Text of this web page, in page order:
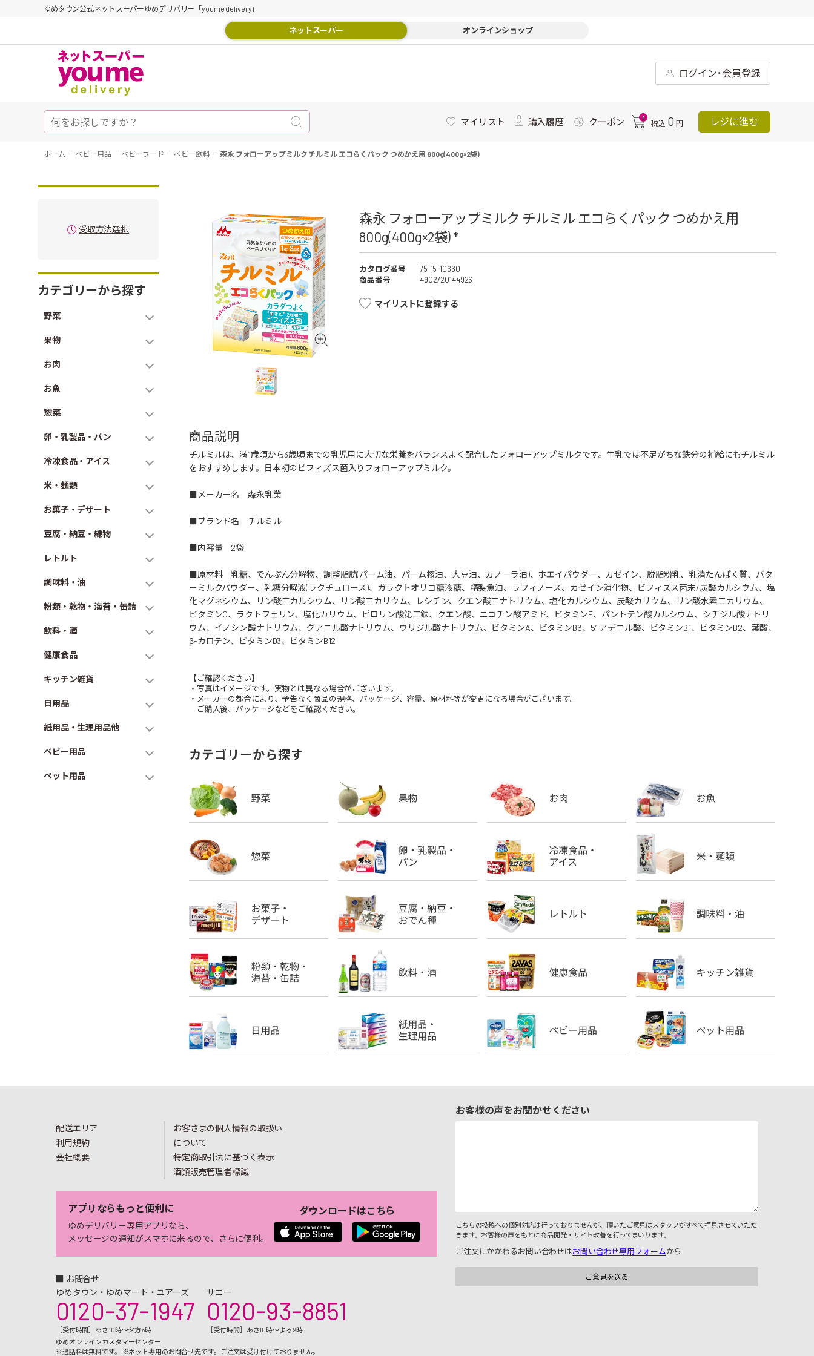
ゆめタウン公式ネットスーパーゆめデリバリー「youme delivery」
ネットスーパー オンラインショップ
ログイン･会員登録
マイリスト 購入履歴 クーポン 0
税込 0 円 レジに進む
ホーム - ベビー用品 - ベビーフード - ベビー飲料 -森永 フォローアップミルク チルミル エコらくパック つめかえ用 800g(400g×2袋)
受取方法選択
カテゴリーから探す
野菜
果物
お肉
お魚
惣菜
卵・乳製品・パン
冷凍食品・アイス
米・麺類
お菓子・デザート
豆腐・納豆・練物
レトルト
調味料・油
粉類・乾物・海苔・缶詰
飲料・酒
健康食品
キッチン雑貨
日用品
紙用品・生理用品他
ベビー用品
ペット用品
森永 フォローアップミルク チルミル エコらくパック つめかえ用
800g(400g×2袋) *
カタログ番号
75-15-10660
商品番号
4902720144926
マイリストに登録する
商品説明
チルミルは、満1歳頃から3歳頃までの乳児用に大切な栄養をバランスよく配合したフォローアップミルクです。牛乳では不足がちな鉄分の補給にもチルミル
をおすすめします。日本初のビフィズス菌入りフォローアップミルク。
■メーカー名 森永乳業
■ブランド名 チルミル
■内容量 2袋
■原材料 乳糖、でんぷん分解物、調整脂肪(パーム油、パーム核油、大豆油、カノーラ油)、ホエイパウダー、カゼイン、脱脂粉乳、乳清たんぱく質、バタ
ーミルクパウダー、乳糖分解液(ラクチュロース)、ガラクトオリゴ糖液糖、精製魚油、ラフィノース、カゼイン消化物、ビフィズス菌末/炭酸カルシウム、塩
化マグネシウム、リン酸三カルシウム、リン酸三カリウム、レシチン、クエン酸三ナトリウム、塩化カルシウム、炭酸カリウム、リン酸水素二カリウム、
ビタミンC、ラクトフェリン、塩化カリウム、ピロリン酸第二鉄、クエン酸、ニコチン酸アミド、ビタミンE、パントテン酸カルシウム、シチジル酸ナトリ
ウム、イノシン酸ナトリウム、グアニル酸ナトリウム、ウリジル酸ナトリウム、ビタミンA、ビタミンB6、5’-アデニル酸、ビタミンB1、ビタミンB2、葉酸、
β-カロテン、ビタミンD3、ビタミンB12
【ご確認ください】
・写真はイメージです。実物とは異なる場合がございます。
・メーカーの都合により、予告なく商品の規格、パッケージ、容量、原材料等が変更になる場合がございます。
ご購入後、パッケージなどをご確認ください。
カテゴリーから探す
配送エリア
利用規約
会社概要
お客さまの個人情報の取扱い
について
特定商取引法に基づく表示
酒類販売管理者標識
アプリならもっと便利に
ゆめデリバリー専用アプリなら、
メッセージの通知がスマホに来るので、さらに便利。
ダウンロードはこちら
■ お問合せ
ゆめタウン・ゆめマート・ユアーズ
0120-37-1947
［受付時間］あさ10時～夕方6時
サニー
0120-93-8851
［受付時間］あさ10時～よる9時
ゆめオンラインカスタマーセンター
※通話料は無料です。 ※ネット専用のお問合せ先です。ご注文は受け付けておりません。
お客様の声をお聞かせください
こちらの投稿への個別対応は行っておりませんが、頂いたご意見はスタッフがすべて拝見させていただ
きます。お客様の声をもとに商品開発・サイト改善を行ってまいります。
ご注文にかかわるお問い合わせはお問い合わせ専用フォームから